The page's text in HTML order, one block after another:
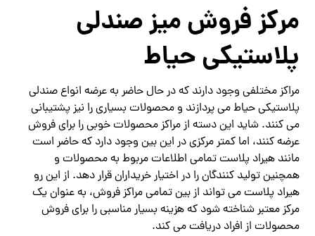
مرکز فروش میز صندلی
پلاستیکی حیاط
مراکز مختلفی وجود دارند که در حال حاضر به عرضه انواع صندلی
پلاستیکی حیاط می پردازند و محصولات بسیاری را نیز پشتیبانی
می کنند. شاید این دسته از مراکز محصولات خوبی را برای فروش
عرضه کنند، اما کمتر مرکزی در این بین وجود دارد که حاضر است
مانند هیراد پلاست تمامی اطلاعات مربوط به محصولات و
همچنین تولید کنندگان را در اختیار خریداران قرار دهد. از این رو
هیراد پلاست می تواند از بین تمامی مراکز فروش، به عنوان یک
مرکز معتبر شناخته شود که هزینه بسیار مناسبی را برای فروش
محصولات از افراد دریافت می کند.